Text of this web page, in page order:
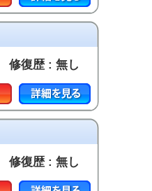
修復歴 : 無し
修復歴 : 無し